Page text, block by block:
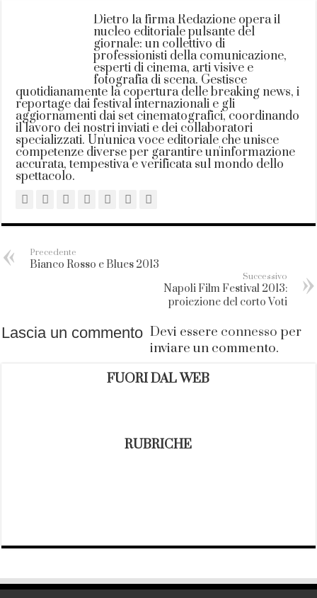
Dietro la firma Redazione opera il
nucleo editoriale pulsante del
giornale: un collettivo di
professionisti della comunicazione,
esperti di cinema, arti visive e
fotografia di scena. Gestisce
quotidianamente la copertura delle breaking news, i
reportage dai festival internazionali e gli
aggiornamenti dai set cinematografici, coordinando
il lavoro dei nostri inviati e dei collaboratori
specializzati. Un'unica voce editoriale che unisce
competenze diverse per garantire un'informazione
accurata, tempestiva e verificata sul mondo dello
spettacolo.
Precedente
Bianco Rosso e Blues 2013
Successivo
Napoli Film Festival 2013:
proiezione del corto Voti
Lascia un commento Devi essere connesso per
inviare un commento.
FUORI DAL WEB
RUBRICHE